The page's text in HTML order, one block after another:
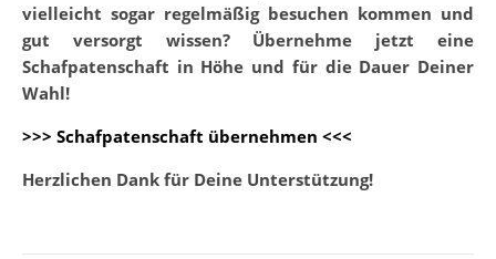
vielleicht sogar regelmäßig besuchen kommen und
gut versorgt wissen? Übernehme jetzt eine
Schafpatenschaft in Höhe und für die Dauer Deiner
Wahl!
>>> Schafpatenschaft übernehmen <<<
Herzlichen Dank für Deine Unterstützung!